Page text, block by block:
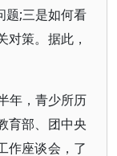
题;三是如何看
策。据此，
年，青少所历
育部、团中央
作座谈会，了